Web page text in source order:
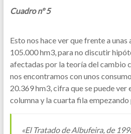
Cuadro nº 5
Esto nos hace ver que frente a
105.000 hm3, para no discutir
afectadas por la teoría del cambio
nos encontramos con unos
20.369 hm3, cifra que se puede ver
columna y la cuarta fila
«El Tratado de Albufeira, de